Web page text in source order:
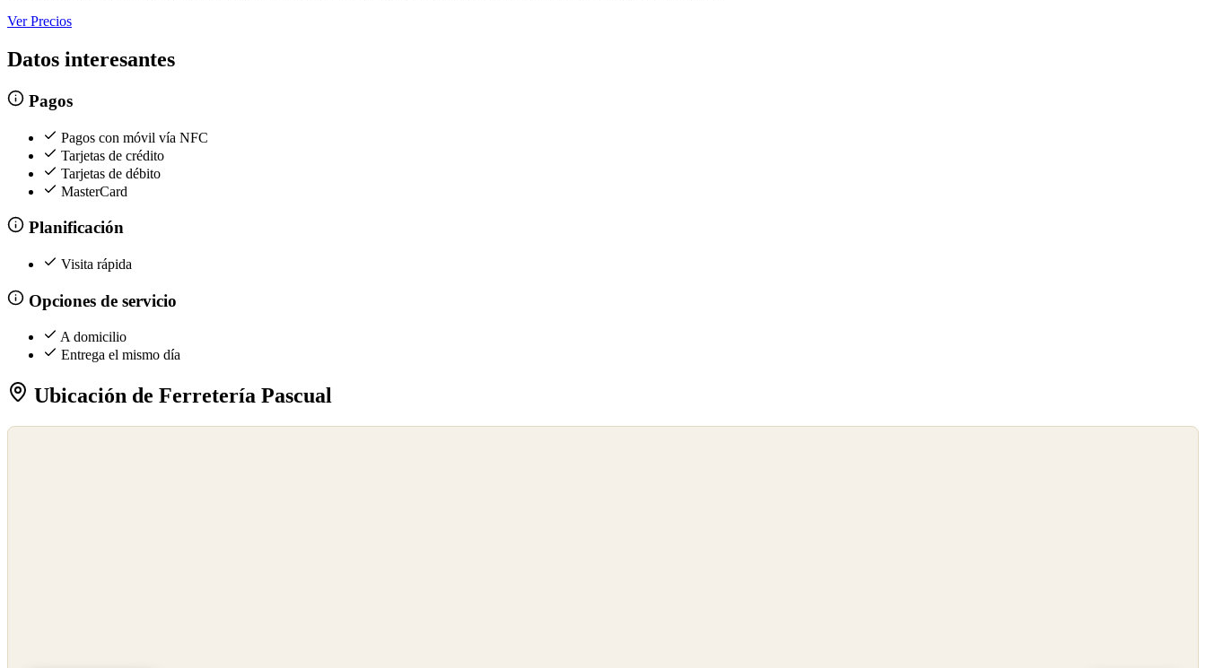
Ver Precios
Datos interesantes
Pagos
Pagos con móvil vía NFC
Tarjetas de crédito
Tarjetas de débito
MasterCard
Planificación
Visita rápida
Opciones de servicio
A domicilio
Entrega el mismo día
Ubicación de Ferretería Pascual